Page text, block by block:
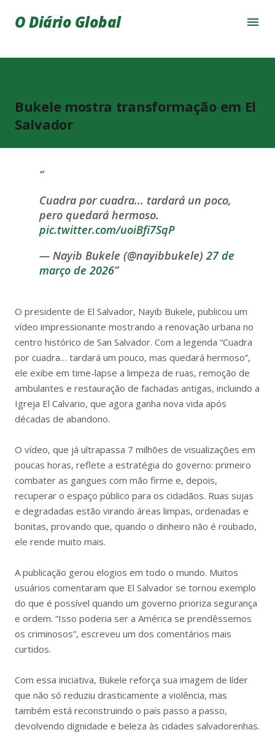
Pular para o conteúdo principal
O Diário Global
Bukele mostra transformação em El
Salvador
Cuadra por cuadra... tardará un poco,
pero quedará hermoso.
pic.twitter.com/uoiBfi7SqP
— Nayib Bukele (@nayibbukele) 27 de
março de 2026
O presidente de El Salvador, Nayib Bukele, publicou um
vídeo impressionante mostrando a renovação urbana no
centro histórico de San Salvador. Com a legenda “Cuadra
por cuadra… tardará um pouco, mas quedará hermoso”,
ele exibe em time-lapse a limpeza de ruas, remoção de
ambulantes e restauração de fachadas antigas, incluindo a
Igreja El Calvario, que agora ganha nova vida após
décadas de abandono.
O vídeo, que já ultrapassa 7 milhões de visualizações em
poucas horas, reflete a estratégia do governo: primeiro
combater as gangues com mão firme e, depois,
recuperar o espaço público para os cidadãos. Ruas sujas
e degradadas estão virando áreas limpas, ordenadas e
bonitas, provando que, quando o dinheiro não é roubado,
ele rende muito mais.
A publicação gerou elogios em todo o mundo. Muitos
usuários comentaram que El Salvador se tornou exemplo
do que é possível quando um governo prioriza segurança
e ordem. “Isso poderia ser a América se prendêssemos
os criminosos”, escreveu um dos comentários mais
curtidos.
Com essa iniciativa, Bukele reforça sua imagem de líder
que não só reduziu drasticamente a violência, mas
também está reconstruindo o país passo a passo,
devolvendo dignidade e beleza às cidades salvadorenhas.